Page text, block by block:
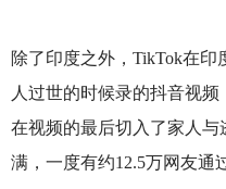
除了印度之外，TikTok在
人过世的时候录的抖音视频
在视频的最后切入了家人
满，一度有约12.5万网友通